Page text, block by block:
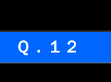
Ｑ．１２